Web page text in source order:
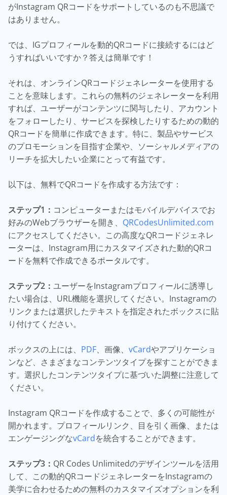
がInstagram QRコードをサポートしているのも不思議で
はありません。
では、IGプロフィールを動的QRコードに接続するにはど
うすればいいですか？答えは簡単です！
それは、オンラインQRコードジェネレーターを使用する
ことを意味します。これらの無料のジェネレーターを利用
すれば、ユーザーがコンテンツに関与したり、アカウント
をフォローしたり、サービスを探検したりするための動的
QRコードを簡単に作成できます。特に、製品やサービス
のプロモーションを目指す企業や、ソーシャルメディアの
リーチを拡大したい企業にとって有益です。
以下は、無料でQRコードを作成する方法です：
ステップ1： コンピューターまたはモバイルデバイスでお
好みのWebブラウザーを開き、 QRCodesUnlimited.com
にアクセスしてください。この高度なQRコードジェネレ
ーターは、Instagram用にカスタマイズされた動的QRコ
ードを無料で作成できるポータルです。
ステップ2： ユーザーをInstagramプロフィールに誘導し
たい場合は、URL機能を選択してください。Instagramの
リンクまたは選択したテキストを指定されたボックスに貼
り付けてください。
ボックスの上には、 PDF、画像、 vCardやアプリケーショ
ンなど、さまざまなコンテンツタイプを探すことができま
す。選択したコンテンツタイプに基づいた調整に注意して
ください。
Instagram QRコードを作成することで、多くの可能性が
開かれます。プロフィールリンク、目を引く画像、または
エンゲージングなvCardを統合することができます。
ステップ3： QR Codes Unlimitedのデザインツールを活用
して、この動的QRコードジェネレーターをInstagramの
美学に合わせるための無料のカスタマイズオプションを利